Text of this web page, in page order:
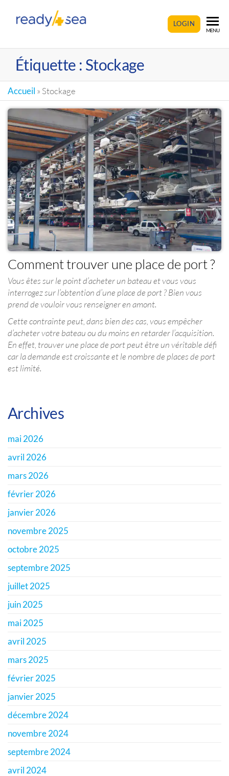
READY4SEALOGIN
MENU
Étiquette : Stockage
Accueil » Stockage
Comment trouver une place de port ?
Vous êtes sur le point d’acheter un bateau et vous vous
interrogez sur l’obtention d’une place de port ? Bien vous
prend de vouloir vous renseigner en amont.
Cette contrainte peut, dans bien des cas, vous empêcher
d’acheter votre bateau ou du moins en retarder l’acquisition.
En effet, trouver une place de port peut être un véritable défi
car la demande est croissante et le nombre de places de port
est limité.
Archives
mai 2026
avril 2026
mars 2026
février 2026
janvier 2026
novembre 2025
octobre 2025
septembre 2025
juillet 2025
juin 2025
mai 2025
avril 2025
mars 2025
février 2025
janvier 2025
décembre 2024
novembre 2024
septembre 2024
avril 2024